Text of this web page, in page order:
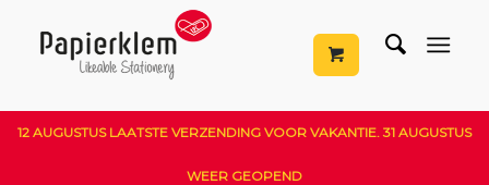
12 AUGUSTUS LAATSTE VERZENDING VOOR VAKANTIE. 31 AUGUSTUS
WEER GEOPEND